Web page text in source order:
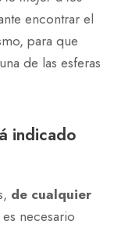
encontrar el
para que
de las esferas
indicado
de cualquier
necesario